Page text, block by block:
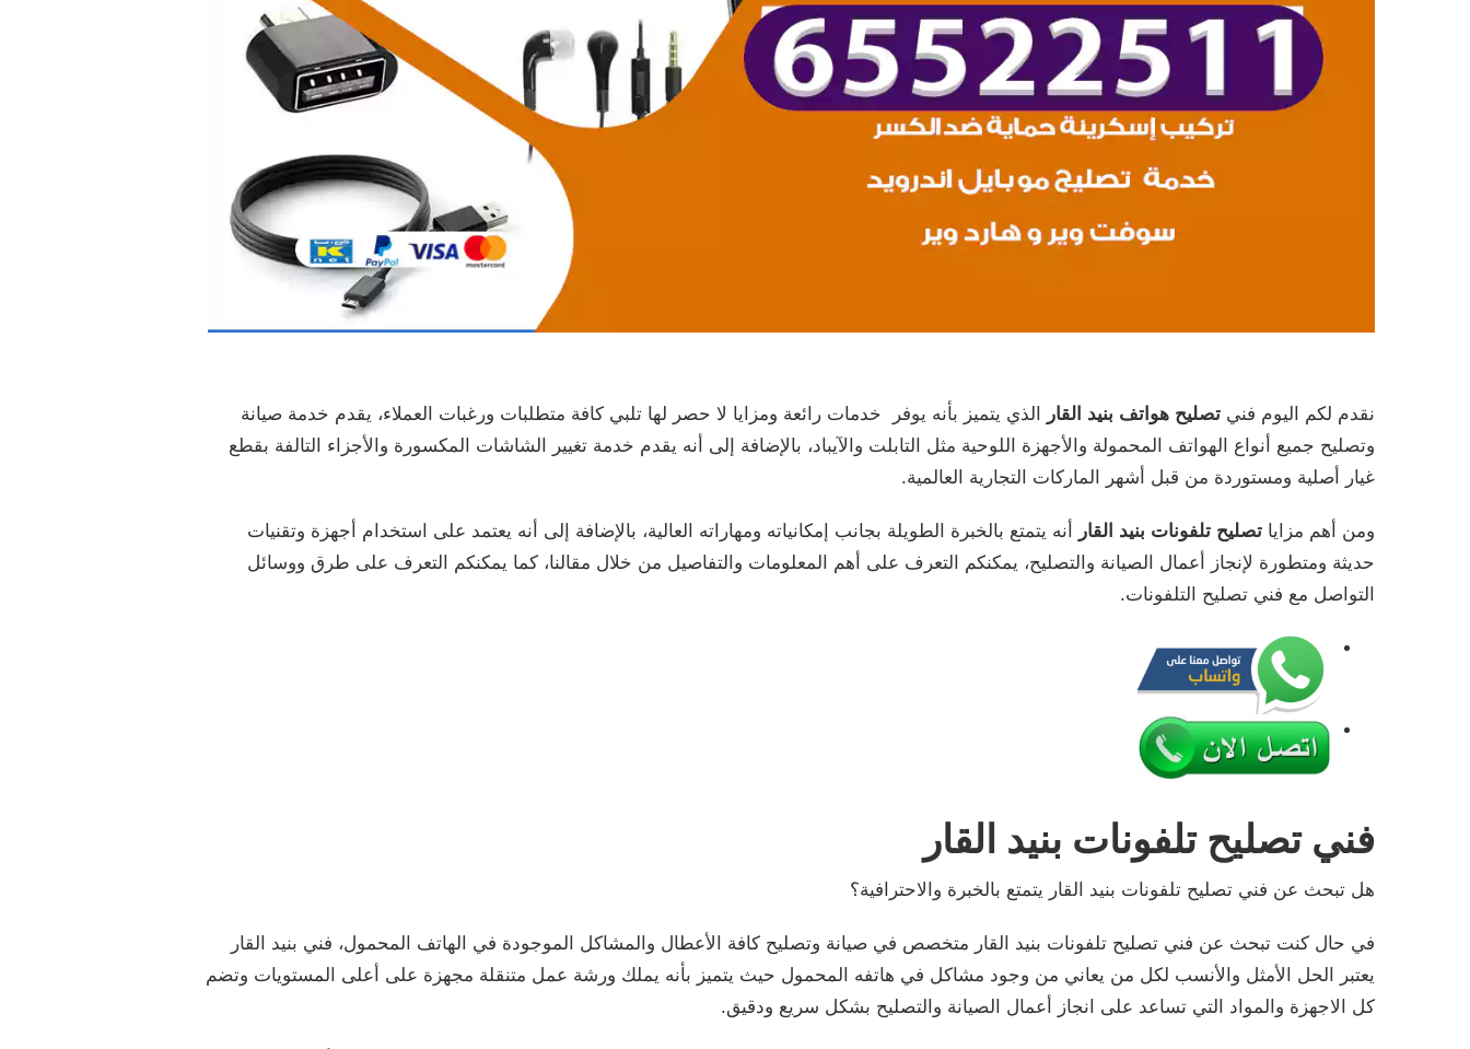
نقدم لكم اليوم فني تصليح هواتف بنيد القار
الذي يتميز بأنه يوفر خدمات رائعة ومزايا لا حصر لها تلبي كافة متطلبات ورغبات العملاء، يقدم خدمة صيانة
وتصليح جميع أنواع الهواتف المحمولة والأجهزة اللوحية مثل التابلت والآيباد، بالإضافة إلى أنه يقدم خدمة تغيير الشاشات المكسورة والأجزاء التالفة بقطع
غيار أصلية ومستوردة من قبل أشهر الماركات التجارية العالمية.
ومن أهم مزايا تصليح تلفونات بنيد القار
أنه يتمتع بالخبرة الطويلة بجانب إمكانياته ومهاراته العالية، بالإضافة إلى أنه يعتمد على استخدام أجهزة وتقنيات
حديثة ومتطورة لإنجاز أعمال الصيانة والتصليح، يمكنكم التعرف على أهم المعلومات والتفاصيل من خلال مقالنا، كما يمكنكم التعرف على طرق ووسائل
التواصل مع فني تصليح التلفونات.
فني تصليح تلفونات بنيد القار
هل تبحث عن فني تصليح تلفونات بنيد القار يتمتع بالخبرة والاحترافية؟
في حال كنت تبحث عن فني تصليح تلفونات بنيد القار متخصص في صيانة وتصليح كافة الأعطال والمشاكل الموجودة في الهاتف المحمول، فني بنيد القار
يعتبر الحل الأمثل والأنسب لكل من يعاني من وجود مشاكل في هاتفه المحمول حيث يتميز بأنه يملك ورشة عمل متنقلة مجهزة على أعلى المستويات وتضم
كل الاجهزة والمواد التي تساعد على انجاز أعمال الصيانة والتصليح بشكل سريع ودقيق.